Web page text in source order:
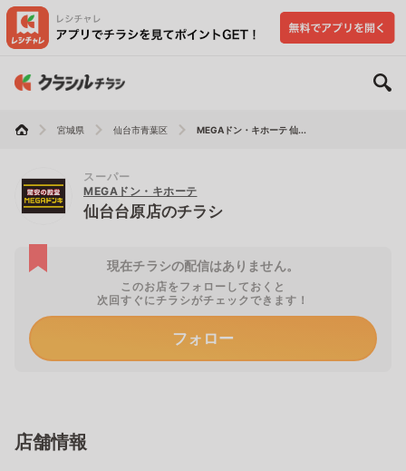
宮城県 仙台市青葉区 MEGAドン・キホーテ 仙...
スーパー
MEGAドン・キホーテ
仙台台原店のチラシ
現在チラシの配信はありません。
このお店をフォローしておくと
次回すぐにチラシがチェックできます！
フォロー
店舗情報